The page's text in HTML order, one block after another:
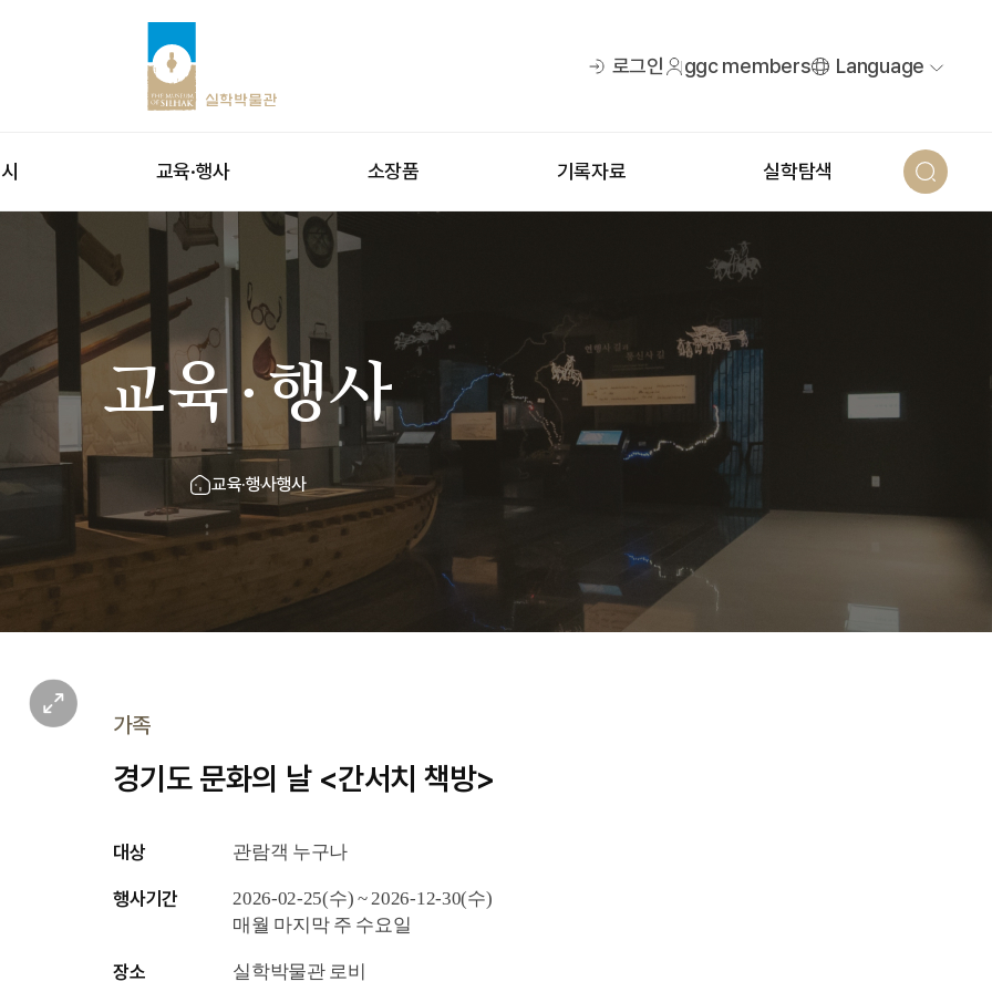
로그인 ggc members Language
교육·행사 소장품 기록자료 실학탐색
교육·행사
교육·행사행사
가족
경기도 문화의 날 <간서치 책방>
대상 관람객 누구나
행사기간
2026-02-25(수) ~ 2026-12-30(수)
매월 마지막 주 수요일
장소 실학박물관 로비